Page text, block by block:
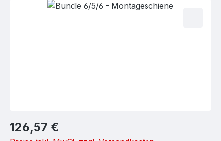
Bildergalerie überspringen
Regulärer Preis:
126,57 €